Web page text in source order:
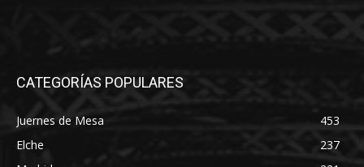
CATEGORÍAS POPULARES
Juernes de Mesa
453
Elche
237